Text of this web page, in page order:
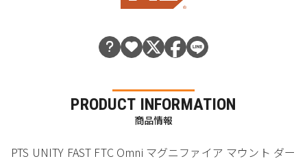
PRODUCT INFORMATION
商品情報
PTS UNITY FAST FTC Omni マグニファイア マウント ダー